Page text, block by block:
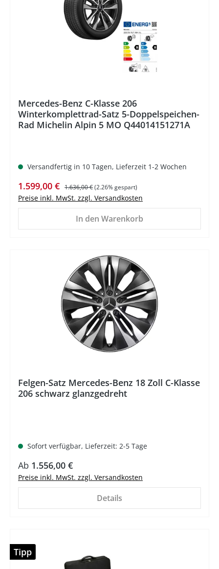
Mercedes-Benz C-Klasse 206
Winterkomplettrad-Satz 5-Doppelspeichen-
Rad Michelin Alpin 5 MO Q44014151271A
Versandfertig in 10 Tagen, Lieferzeit 1-2 Wochen
Verkaufspreis:
1.599,00 € Regulärer Preis:
1.636,00 €(2.26% gespart)
Preise inkl. MwSt. zzgl. Versandkosten
In den Warenkorb
Felgen-Satz Mercedes-Benz 18 Zoll C-Klasse
206 schwarz glanzgedreht
Sofort verfügbar, Lieferzeit: 2-5 Tage
Ab 1.556,00 €
Preise inkl. MwSt. zzgl. Versandkosten
Details
Tipp